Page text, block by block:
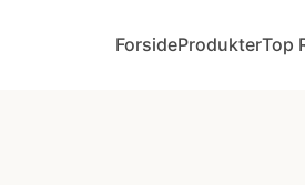
ForsideProdukterTop